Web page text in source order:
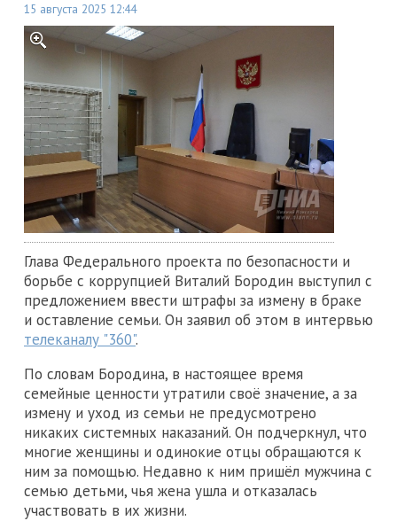
15 августа 2025 12:44
Глава Федерального проекта по безопасности и
борьбе с коррупцией Виталий Бородин выступил с
предложением ввести штрафы за измену в браке
и оставление семьи. Он заявил об этом в интервью
телеканалу "360".
По словам Бородина, в настоящее время
семейные ценности утратили своё значение, а за
измену и уход из семьи не предусмотрено
никаких системных наказаний. Он подчеркнул, что
многие женщины и одинокие отцы обращаются к
ним за помощью. Недавно к ним пришёл мужчина с
семью детьми, чья жена ушла и отказалась
участвовать в их жизни.